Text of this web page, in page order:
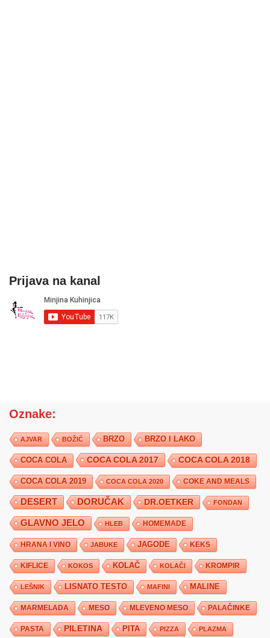
Prijava na kanal
Oznake:
AJVAR BOŽIĆ BRZO BRZO I LAKO
COCA COLA COCA COLA 2017 COCA COLA 2018
COCA COLA 2019 COCA COLA 2020 COKE AND MEALS
DESERT DORUČAK DR.OETKER FONDAN
GLAVNO JELO HLEB HOMEMADE
HRANA I VINO JABUKE JAGODE KEKS
KIFLICE KOKOS KOLAČ KOLAČI KROMPIR
LEŠNIK LISNATO TESTO MAFINI MALINE
MARMELADA MESO MLEVENO MESO PALAČINKE
PASTA PILETINA PITA PIZZA PLAZMA